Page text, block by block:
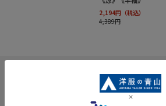
INFORMATION